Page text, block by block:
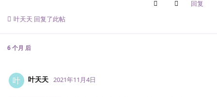
回复
叶天天 回复了此帖
6 个月 后
叶 叶天天 2021年11月4日